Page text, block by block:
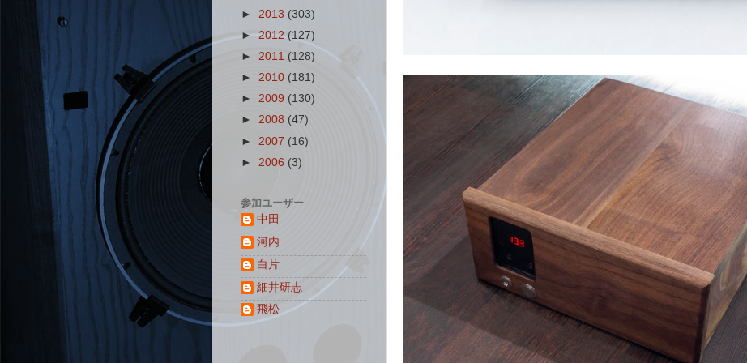
► 2013 (303)
►2012(127)
► 2011 (128)
► 2010 (181)
► 2009 (130)
► 2008 (47)
► 2007 (16)
► 2006 (3)
参加ユーザー
中田
河内
白片
細井研志
飛松